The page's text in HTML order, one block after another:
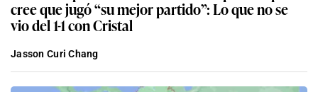
cree que jugó “su mejor partido”: Lo que no se
vio del 1-1 con Cristal
Jasson Curi Chang